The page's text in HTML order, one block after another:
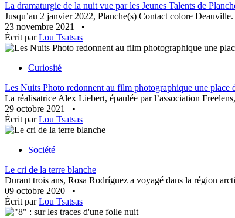
La dramaturgie de la nuit vue par les Jeunes Talents de
Jusqu’au 2 janvier 2022, Planche(s) Contact colore
23 novembre 2021
•
Écrit parLou Tsatsas
Curiosité
Les Nuits Photo redonnent au film photographique une place
La réalisatrice Alex Liebert, épaulée par l’association
29 octobre 2021
•
Écrit parLou Tsatsas
Société
Le cri de la terre blanche
Durant trois ans, Rosa Rodríguez a voyagé dans la région
09 octobre 2020
•
Écrit parLou Tsatsas